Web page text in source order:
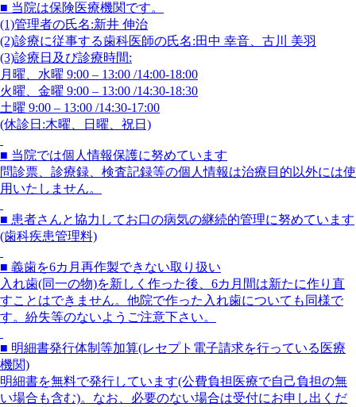
■ 当院は保険医療機関です。
(1)管理者の氏名:新井 伸治
(2)診療に従事する歯科医師の氏名:田中 幸音、古川 美羽
(3)診療日及び診療時間:
月曜、水曜 9:00 – 13:00 /14:00-18:00
火曜、金曜 9:00 – 13:00 /14:30-18:30
土曜 9:00 – 13:00 /14:30-17:00
(休診日:木曜、日曜、祝日)
■ 当院では個人情報保護に努めています
問診票、診療録、検査記録等の個人情報は治療目的以外には使
用いたしません。
■ 患者さんと協力してお口の病気の継続的管理に努めています
(歯科疾患管理料)
■ 義歯を6カ月再作製できない取り扱い
入れ歯(同一の物)を新しく作った後、6カ月間は新たに作り直
すことはできません。他院で作った入れ歯についても同様で
す。紛失等のないようご注意下さい。
■ 明細書発行体制等加算(レセプト電子請求を行っている医療
機関)
明細書を無料で発行しています(公費負担医療で自己負担の無
い場合も含む)。なお、必要のない場合は受付にお申し出くだ